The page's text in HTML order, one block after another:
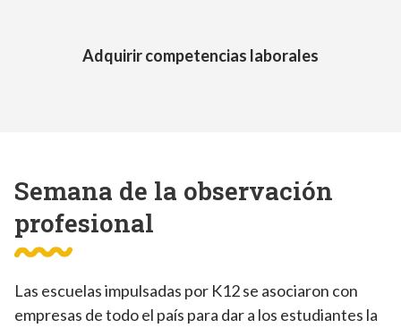
Adquirir competencias laborales
Semana de la observación
profesional
Las escuelas impulsadas por K12 se asociaron con
empresas de todo el país para dar a los estudiantes la